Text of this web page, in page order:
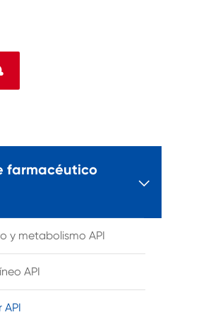
farmacéutico

y metabolismo API
API